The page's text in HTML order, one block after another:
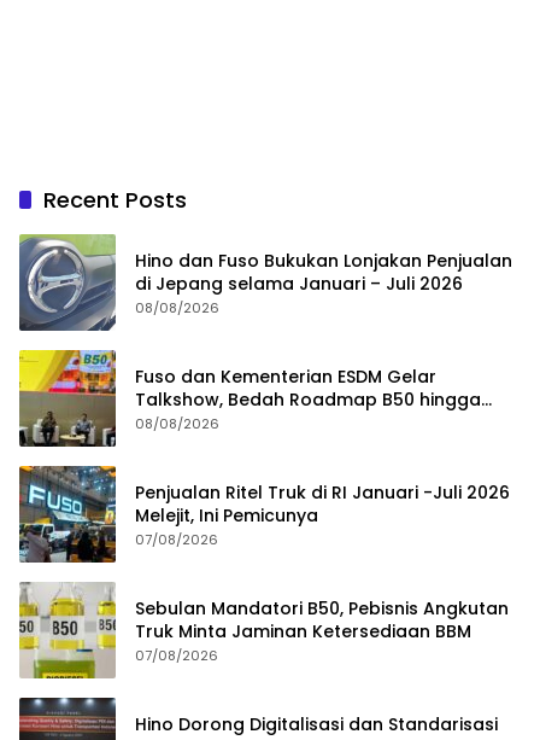
Recent Posts
Hino dan Fuso Bukukan Lonjakan Penjualan
di Jepang selama Januari – Juli 2026
08/08/2026
Fuso dan Kementerian ESDM Gelar
Talkshow, Bedah Roadmap B50 hingga
Dampaknya
08/08/2026
Penjualan Ritel Truk di RI Januari -Juli 2026
Melejit, Ini Pemicunya
07/08/2026
Sebulan Mandatori B50, Pebisnis Angkutan
Truk Minta Jaminan Ketersediaan BBM
07/08/2026
Hino Dorong Digitalisasi dan Standarisasi